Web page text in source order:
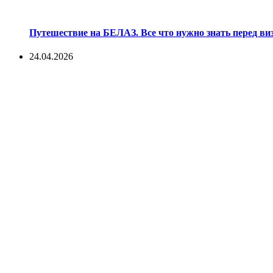
Путешествие на БЕЛАЗ. Все что нужно знать перед
24.04.2026